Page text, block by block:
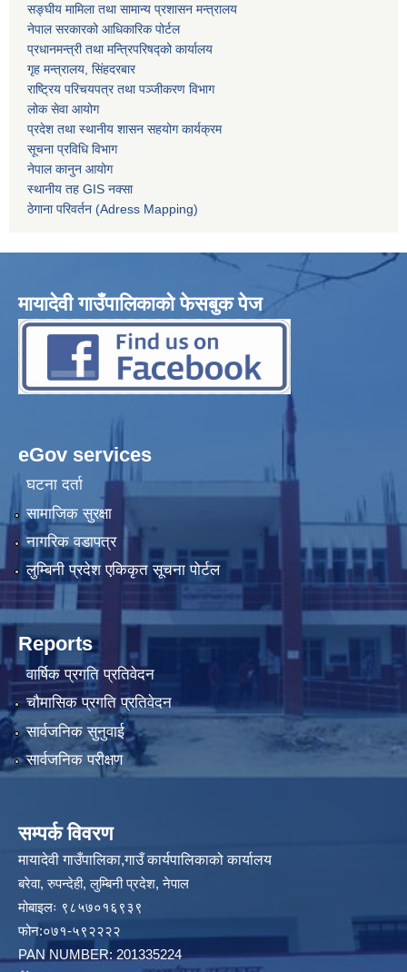
सङ्घीय मामिला तथा सामान्य प्रशासन मन्त्रालय
नेपाल सरकारको आधिकारिक पोर्टल
प्रधानमन्त्री तथा मन्त्रिपरिषद्को कार्यालय
गृह मन्त्रालय, सिंहदरबार
राष्ट्रिय परिचयपत्र तथा पञ्जीकरण विभाग
लोक सेवा आयोग
प्रदेश तथा स्थानीय शासन सहयोग कार्यक्रम
सूचना प्रविधि विभाग
नेपाल कानुन आयोग
स्थानीय तह GIS नक्सा
ठेगाना परिवर्तन (Adress Mapping)
मायादेवी गाउँपालिकाको फेसबुक पेज
eGov services
घटना दर्ता
सामाजिक सुरक्षा
नागरिक वडापत्र
लुम्बिनी प्रदेश एकिकृत सूचना पोर्टल
Reports
वार्षिक प्रगति प्रतिवेदन
चौमासिक प्रगति प्रतिवेदन
सार्वजनिक सुनुवाई
सार्वजनिक परीक्षण
सम्पर्क विवरण
मायादेवी गाउँपालिका,गाउँ कार्यपालिकाको कार्यालय
बरेवा, रुपन्देही, लुम्बिनी प्रदेश, नेपाल
मोबाइलः ९८५७०१६९३९
फोन:०७१-५९२२२२
PAN NUMBER: 201335224